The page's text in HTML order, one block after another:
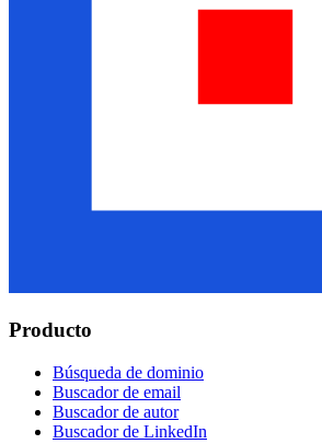
Producto
Búsqueda de dominio
Buscador de email
Buscador de autor
Buscador de LinkedIn